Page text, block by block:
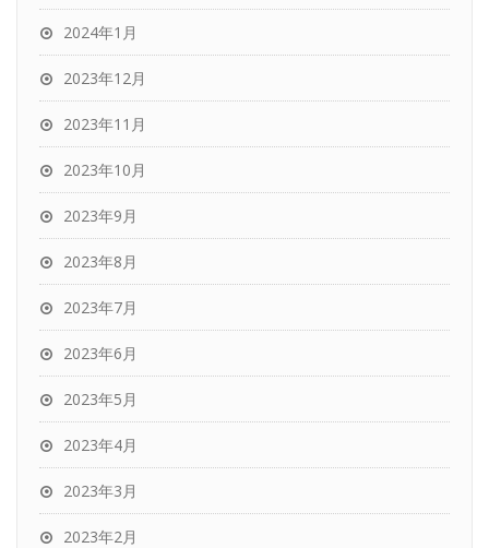
2024年1月
2023年12月
2023年11月
2023年10月
2023年9月
2023年8月
2023年7月
2023年6月
2023年5月
2023年4月
2023年3月
2023年2月